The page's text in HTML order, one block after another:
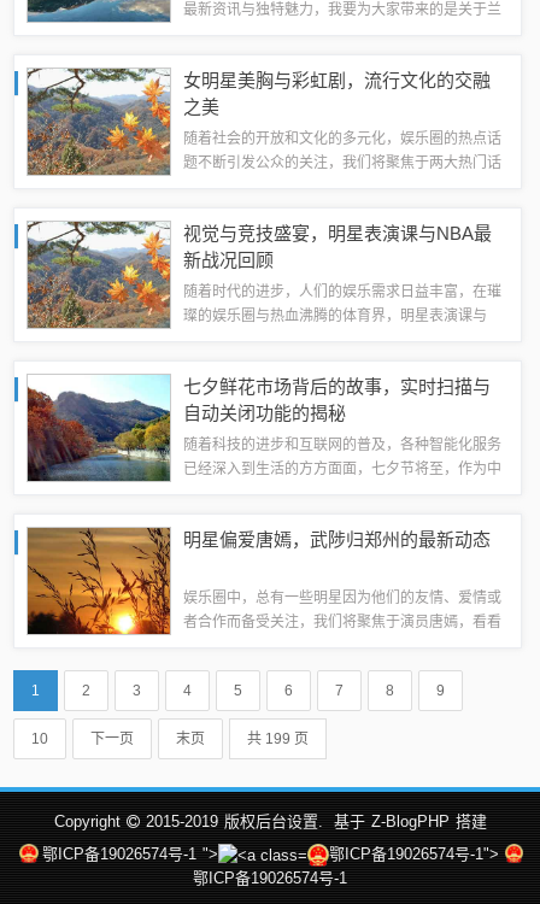
最新资讯与独特魅力，我要为大家带来的是关于兰
特魅力让我们简单了解一下兰州安宁区的...
女明星美胸与彩虹剧，流行文化的交融
之美
随着社会的开放和文化的多元化，娱乐圈的热点话
题不断引发公众的关注，我们将聚焦于两大热门话
众关注的焦点。女明星美胸：时尚与审美的碰...
视觉与竞技盛宴，明星表演课与NBA最
新战况回顾
随着时代的进步，人们的娱乐需求日益丰富，在璀
璨的娱乐圈与热血沸腾的体育界，明星表演课与
课：视觉的盛宴明星表演课，是明星们展示才艺...
七夕鲜花市场背后的故事，实时扫描与
自动关闭功能的揭秘
随着科技的进步和互联网的普及，各种智能化服务
已经深入到生活的方方面面，七夕节将至，作为中
注：“实时扫描自动关闭功能”与“七夕节鲜花...
明星偏爱唐嫣，武陟归郑州的最新动态
娱乐圈中，总有一些明星因为他们的友情、爱情或
者合作而备受关注，我们将聚焦于演员唐嫣，看看
和郑州的最新消息，了解这一地区的最新动态。哪
些明星喜欢唐嫣？1、明星与唐嫣的深厚情谊...
1 2 3 4 5 6 7 8 9
10 下一页 末页 共 199 页
Copyright 2015-2019 版权后台设置. 基于 Z-BlogPHP 搭建
鄂ICP备19026574号-1 ">
鄂ICP备19026574号-1">
鄂ICP备19026574号-1